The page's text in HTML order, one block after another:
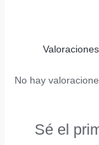
No hay
Sé el